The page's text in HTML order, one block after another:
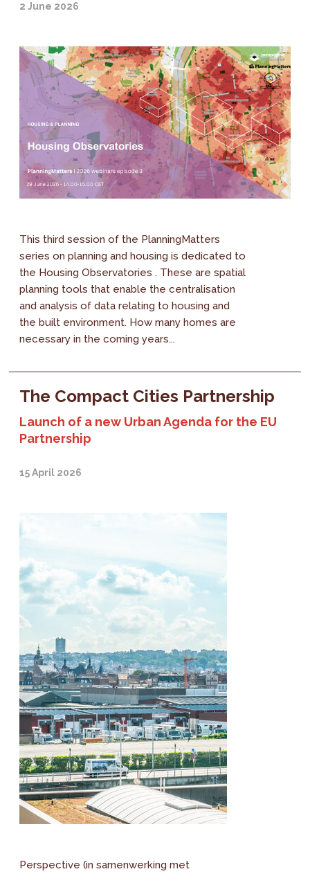
2 June 2026
This third session of the PlanningMatters
series on planning and housing is dedicated to
the Housing Observatories . These are spatial
planning tools that enable the centralisation
and analysis of data relating to housing and
the built environment. How many homes are
necessary in the coming years...
The Compact Cities Partnership
Launch of a new Urban Agenda for the EU
Partnership
15 April 2026
Perspective (in samenwerking met